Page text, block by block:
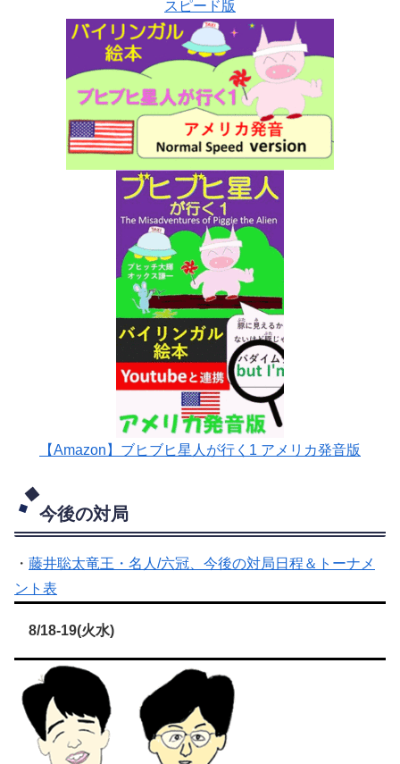
スピード版
【Amazon】ブヒブヒ星人が行く1 アメリカ発音版
今後の対局
・ 藤井聡太竜王・名人/六冠、今後の対局日程＆トーナメ
ント表
8/18-19(火水)